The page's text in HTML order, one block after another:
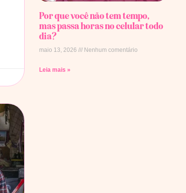
Por que você não tem tempo,
mas passa horas no celular todo
dia?
maio 13, 2026 Nenhum comentário
Leia mais »